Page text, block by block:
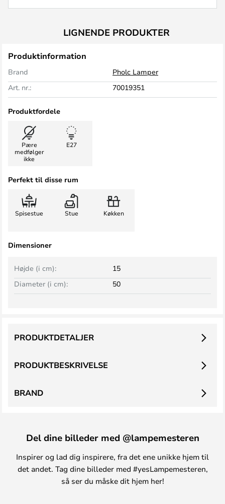
LIGNENDE PRODUKTER
Produktinformation
Brand
Pholc Lamper
Art. nr.:
70019351
Produktfordele
Pære
medfølger
ikke
E27
Perfekt til disse rum
Spisestue Stue Køkken
Dimensioner
Højde (i cm):
15
Diameter (i cm):
50
PRODUKTBESKRIVELSE
PRODUKTDETALJER
BRAND
Del dine billeder med @lampemesteren
Inspirer og lad dig inspirere, fra det ene unikke hjem til
det andet. Tag dine billeder med #yesLampemesteren,
så ser du måske dit hjem her!